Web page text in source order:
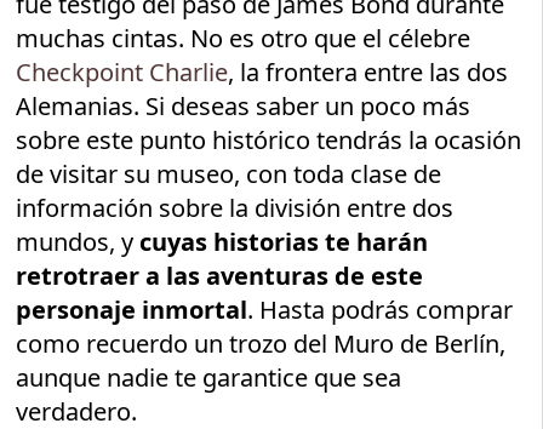
muchas cintas. No es otro que el célebre
Checkpoint Charlie, la frontera entre las dos
Alemanias. Si deseas saber un poco más
sobre este punto histórico tendrás la ocasión
de visitar su museo, con toda clase de
información sobre la división entre dos
mundos, y cuyas historias te harán
retrotraer a las aventuras de este
personaje inmortal. Hasta podrás comprar
como recuerdo un trozo del Muro de Berlín,
aunque nadie te garantice que sea
verdadero.